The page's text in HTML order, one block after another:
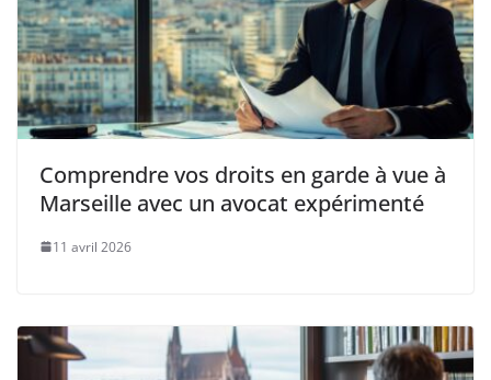
Comprendre vos droits en garde à vue à
Marseille avec un avocat expérimenté
11 avril 2026